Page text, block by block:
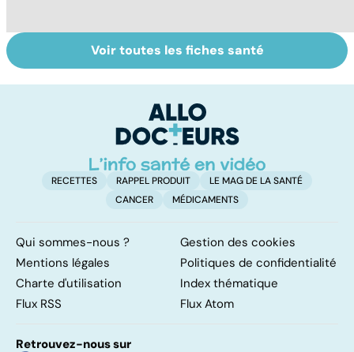
Comment tenir
ses bonnes
Embolie
pulmonaire : un
l'artère
pulmonaire
Voir toutes les fiches santé
RECETTES RAPPEL PRODUIT
LE MAG DE LA SANTÉ
CANCER
MÉDICAMENTS
Qui sommes-nous ?
Gestion des cookies
Mentions légales
Politiques de confidentialité
Charte d'utilisation
Index thématique
Flux RSS
Flux Atom
Retrouvez-nous sur